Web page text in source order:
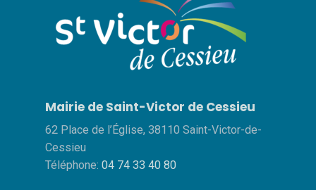
Mairie de Saint-Victor de Cessieu
62 Place de l’Église, 38110 Saint-Victor-de-
Cessieu
Téléphone: 04 74 33 40 80